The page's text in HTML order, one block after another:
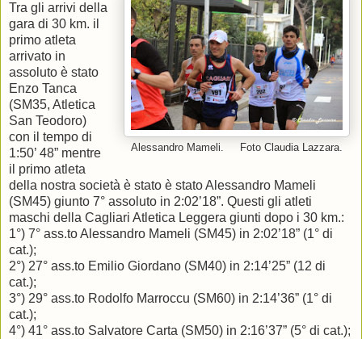
Alessandro Mameli. Foto Claudia Lazzara.
Tra gli arrivi della
gara di 30 km. il
primo atleta
arrivato in
assoluto è stato
Enzo Tanca
(SM35, Atletica
San Teodoro)
con il tempo di
1:50’ 48” mentre
il primo atleta
della nostra società è stato è stato Alessandro Mameli
(SM45) giunto 7° assoluto in 2:02’18”. Questi gli atleti
maschi della Cagliari Atletica Leggera giunti dopo i 30 km.:
1°) 7° ass.to Alessandro Mameli (SM45) in 2:02’18” (1° di
cat.);
2°) 27° ass.to Emilio Giordano (SM40) in 2:14’25” (12 di
cat.);
3°) 29° ass.to Rodolfo Marroccu (SM60) in 2:14’36” (1° di
cat.);
4°) 41° ass.to Salvatore Carta (SM50) in 2:16’37” (5° di cat.);